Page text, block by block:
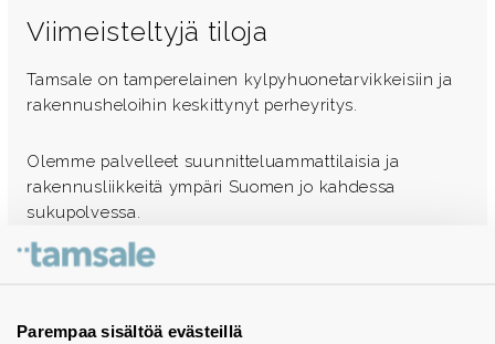
Parempaa sisältöä evästeillä
Viimeisteltyjä tiloja
Tamsale on tamperelainen kylpyhuonetarvikkeisiin ja
rakennusheloihin keskittynyt perheyritys.
Olemme palvelleet suunnitteluammattilaisia ja
rakennusliikkeitä ympäri Suomen jo kahdessa
sukupolvessa.
Ota yhteyttä - autamme mielellämme
Tuotekuvastot